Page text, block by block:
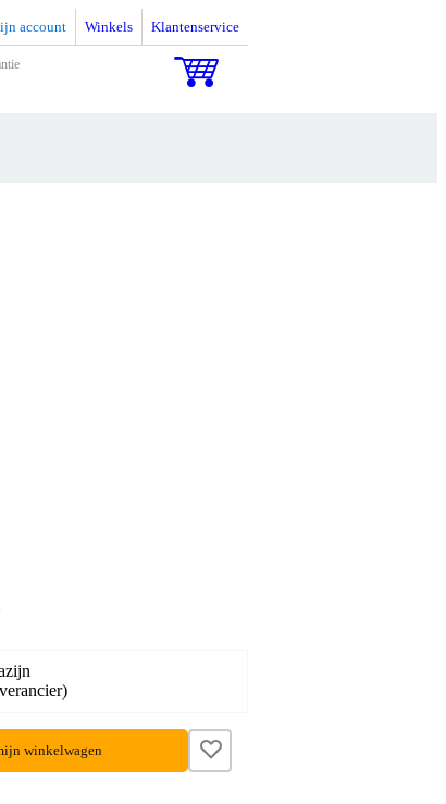
account Winkels Klantenservice
winkelwagen